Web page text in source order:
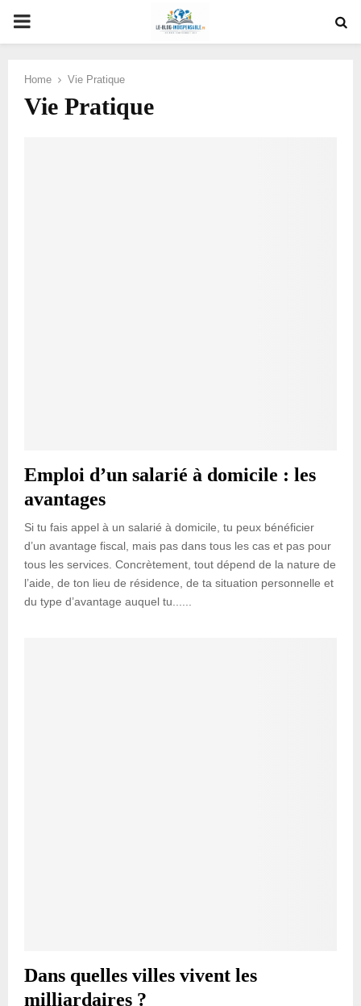
PRIMARY
Home Vie Pratique
Vie Pratique
Emploi d’un salarié à domicile : les
avantages
Si tu fais appel à un salarié à domicile, tu peux bénéficier
d’un avantage fiscal, mais pas dans tous les cas et pas pour
tous les services. Concrètement, tout dépend de la nature de
l’aide, de ton lieu de résidence, de ta situation personnelle et
du type d’avantage auquel tu......
Dans quelles villes vivent les
milliardaires ?